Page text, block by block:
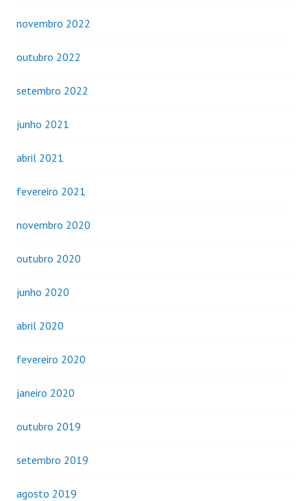
novembro 2022
outubro 2022
setembro 2022
junho 2021
abril 2021
fevereiro 2021
novembro 2020
outubro 2020
junho 2020
abril 2020
fevereiro 2020
janeiro 2020
outubro 2019
setembro 2019
agosto 2019